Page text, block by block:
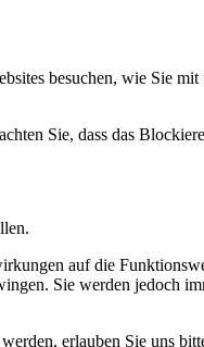
besuchen, wie Sie
Sie, dass das
auf die
Sie werden jedoch
erlauben Sie uns